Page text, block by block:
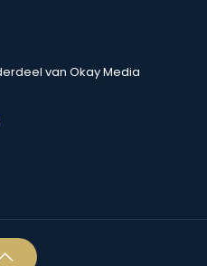
van Okay Media